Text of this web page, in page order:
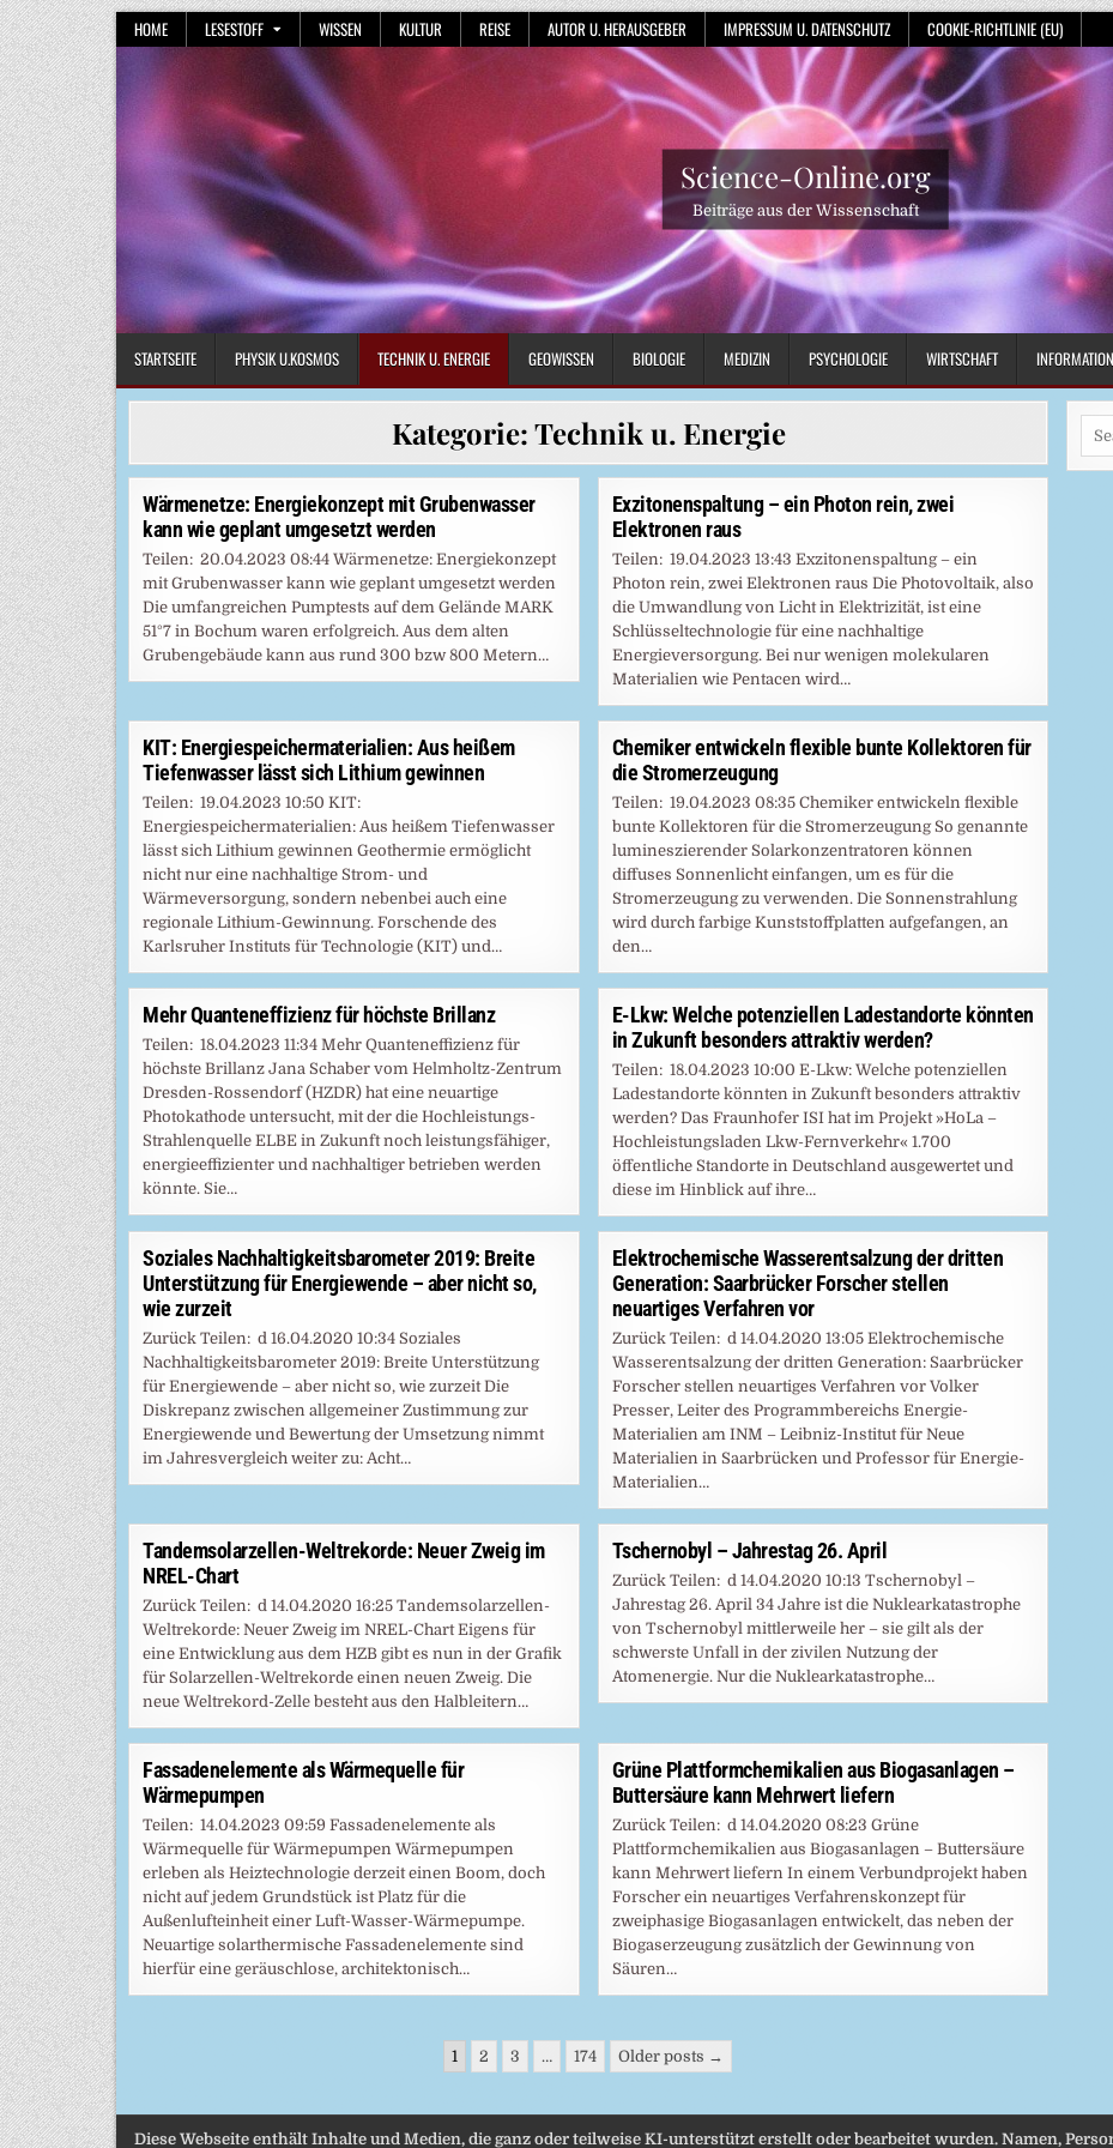
Skip
to
content
HOME LESESTOFF WISSEN KULTUR REISE AUTOR U. HERAUSGEBER IMPRESSUM U. DATENSCHUTZ COOKIE-RICHTLINIE (EU)
Science-Online.org
Beiträge aus der Wissenschaft
STARTSEITE PHYSIK U.KOSMOS TECHNIK U. ENERGIE GEOWISSEN BIOLOGIE MEDIZIN PSYCHOLOGIE WIRTSCHAFT INFORMATION
Kategorie:Technik u. Energie
Wärmenetze: Energiekonzept mit Grubenwasser
kann wie geplant umgesetzt werden
Teilen: 20.04.2023 08:44 Wärmenetze: Energiekonzept
mit Grubenwasser kann wie geplant umgesetzt werden
Die umfangreichen Pumptests auf dem Gelände MARK
51°7 in Bochum waren erfolgreich. Aus dem alten
Grubengebäude kann aus rund 300 bzw 800 Metern…
Exzitonenspaltung – ein Photon rein, zwei
Elektronen raus
Teilen: 19.04.2023 13:43 Exzitonenspaltung – ein
Photon rein, zwei Elektronen raus Die Photovoltaik, also
die Umwandlung von Licht in Elektrizität, ist eine
Schlüsseltechnologie für eine nachhaltige
Energieversorgung. Bei nur wenigen molekularen
Materialien wie Pentacen wird…
KIT: Energiespeichermaterialien: Aus heißem
Tiefenwasser lässt sich Lithium gewinnen
Teilen: 19.04.2023 10:50 KIT:
Energiespeichermaterialien: Aus heißem Tiefenwasser
lässt sich Lithium gewinnen Geothermie ermöglicht
nicht nur eine nachhaltige Strom- und
Wärmeversorgung, sondern nebenbei auch eine
regionale Lithium-Gewinnung. Forschende des
Karlsruher Instituts für Technologie (KIT) und…
Chemiker entwickeln flexible bunte Kollektoren für
die Stromerzeugung
Teilen: 19.04.2023 08:35 Chemiker entwickeln flexible
bunte Kollektoren für die Stromerzeugung So genannte
lumineszierender Solarkonzentratoren können
diffuses Sonnenlicht einfangen, um es für die
Stromerzeugung zu verwenden. Die Sonnenstrahlung
wird durch farbige Kunststoffplatten aufgefangen, an
den…
Mehr Quanteneffizienz für höchste Brillanz
Teilen: 18.04.2023 11:34 Mehr Quanteneffizienz für
höchste Brillanz Jana Schaber vom Helmholtz-Zentrum
Dresden-Rossendorf (HZDR) hat eine neuartige
Photokathode untersucht, mit der die Hochleistungs-
Strahlenquelle ELBE in Zukunft noch leistungsfähiger,
energieeffizienter und nachhaltiger betrieben werden
könnte. Sie…
E-Lkw: Welche potenziellen Ladestandorte könnten
in Zukunft besonders attraktiv werden?
Teilen: 18.04.2023 10:00 E-Lkw: Welche potenziellen
Ladestandorte könnten in Zukunft besonders attraktiv
werden? Das Fraunhofer ISI hat im Projekt »HoLa –
Hochleistungsladen Lkw-Fernverkehr« 1.700
öffentliche Standorte in Deutschland ausgewertet und
diese im Hinblick auf ihre…
Soziales Nachhaltigkeitsbarometer 2019: Breite
Unterstützung für Energiewende – aber nicht so,
wie zurzeit
Zurück Teilen: d 16.04.2020 10:34 Soziales
Nachhaltigkeitsbarometer 2019: Breite Unterstützung
für Energiewende – aber nicht so, wie zurzeit Die
Diskrepanz zwischen allgemeiner Zustimmung zur
Energiewende und Bewertung der Umsetzung nimmt
im Jahresvergleich weiter zu: Acht…
Elektrochemische Wasserentsalzung der dritten
Generation: Saarbrücker Forscher stellen
neuartiges Verfahren vor
Zurück Teilen: d 14.04.2020 13:05 Elektrochemische
Wasserentsalzung der dritten Generation: Saarbrücker
Forscher stellen neuartiges Verfahren vor Volker
Presser, Leiter des Programmbereichs Energie-
Materialien am INM – Leibniz-Institut für Neue
Materialien in Saarbrücken und Professor für Energie-
Materialien…
Tandemsolarzellen-Weltrekorde: Neuer Zweig im
NREL-Chart
Zurück Teilen: d 14.04.2020 16:25 Tandemsolarzellen-
Weltrekorde: Neuer Zweig im NREL-Chart Eigens für
eine Entwicklung aus dem HZB gibt es nun in der Grafik
für Solarzellen-Weltrekorde einen neuen Zweig. Die
neue Weltrekord-Zelle besteht aus den Halbleitern…
Tschernobyl – Jahrestag 26. April
Zurück Teilen: d 14.04.2020 10:13 Tschernobyl –
Jahrestag 26. April 34 Jahre ist die Nuklearkatastrophe
von Tschernobyl mittlerweile her – sie gilt als der
schwerste Unfall in der zivilen Nutzung der
Atomenergie. Nur die Nuklearkatastrophe…
Fassadenelemente als Wärmequelle für
Wärmepumpen
Teilen: 14.04.2023 09:59 Fassadenelemente als
Wärmequelle für Wärmepumpen Wärmepumpen
erleben als Heiztechnologie derzeit einen Boom, doch
nicht auf jedem Grundstück ist Platz für die
Außenlufteinheit einer Luft-Wasser-Wärmepumpe.
Neuartige solarthermische Fassadenelemente sind
hierfür eine geräuschlose, architektonisch…
Grüne Plattformchemikalien aus Biogasanlagen –
Buttersäure kann Mehrwert liefern
Zurück Teilen: d 14.04.2020 08:23 Grüne
Plattformchemikalien aus Biogasanlagen – Buttersäure
kann Mehrwert liefern In einem Verbundprojekt haben
Forscher ein neuartiges Verfahrenskonzept für
zweiphasige Biogasanlagen entwickelt, das neben der
Biogaserzeugung zusätzlich der Gewinnung von
Säuren…
Seitennummerierung
Beiträge
1 2 3 … 174 Older posts →
Diese Webseite enthält Inhalte und Medien, die ganz oder teilweise KI-unterstützt erstellt oder bearbeitet wurden. Namen,